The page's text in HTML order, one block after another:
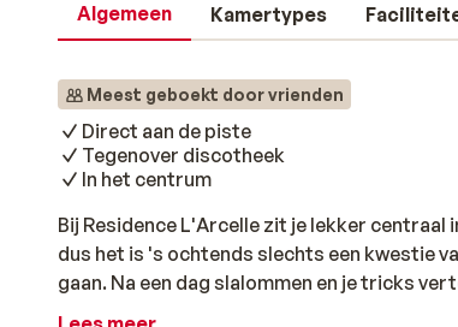
Algemeen Kamertypes
Meest geboekt door vrienden
Direct aan de piste
Tegenover discotheek
In het centrum
Bij Residence L'Arcelle zit je lekker
dus het is 's ochtends slechts een kwestie
gaan. Na een dag slalommen en je tricks
après-ski drankje. Ook daarvoor zit je hier